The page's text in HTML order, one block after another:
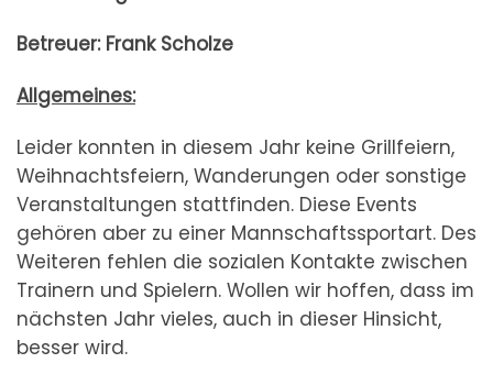
Betreuer: Frank Scholze
Allgemeines:
Leider konnten in diesem Jahr keine Grillfeiern,
Weihnachtsfeiern, Wanderungen oder sonstige
Veranstaltungen stattfinden. Diese Events
gehören aber zu einer Mannschaftssportart. Des
Weiteren fehlen die sozialen Kontakte zwischen
Trainern und Spielern. Wollen wir hoffen, dass im
nächsten Jahr vieles, auch in dieser Hinsicht,
besser wird.